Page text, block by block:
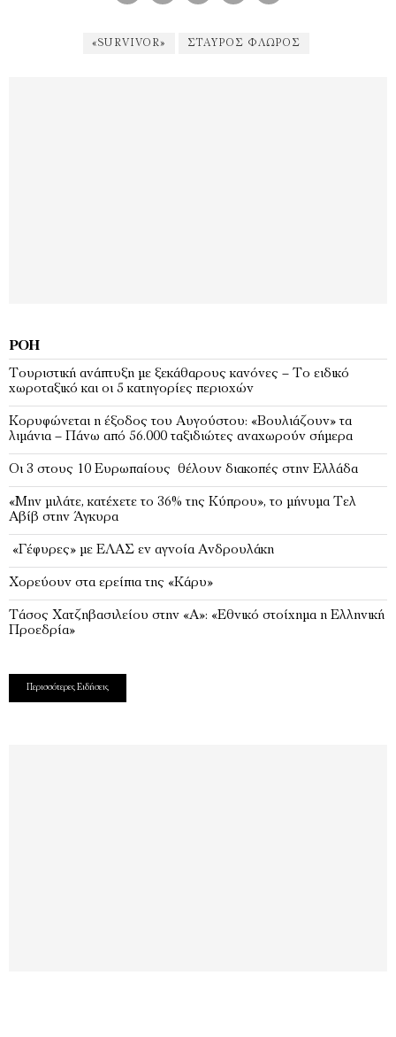
«SURVIVOR» ΣΤΑΎΡΟΣ ΦΛΏΡΟΣ
ΡΟΉ
Τουριστική ανάπτυξη με ξεκάθαρους κανόνες – Το ειδικό
χωροταξικό και οι 5 κατηγορίες περιοχών
Κορυφώνεται η έξοδος του Αυγούστου: «Βουλιάζουν» τα
λιμάνια – Πάνω από 56.000 ταξιδιώτες αναχωρούν σήμερα
Οι 3 στους 10 Ευρωπαίους θέλουν διακοπές στην Ελλάδα
«Μην μιλάτε, κατέχετε το 36% της Κύπρου», το μήνυμα Τελ
Αβίβ στην Άγκυρα
«Γέφυρες» με ΕΛΑΣ εν αγνοία Ανδρουλάκη
Χορεύουν στα ερείπια της «Κάρυ»
Τάσος Χατζηβασιλείου στην «Α»: «Εθνικό στοίχημα η Ελληνική
Προεδρία»
Περισσότερες Ειδήσεις